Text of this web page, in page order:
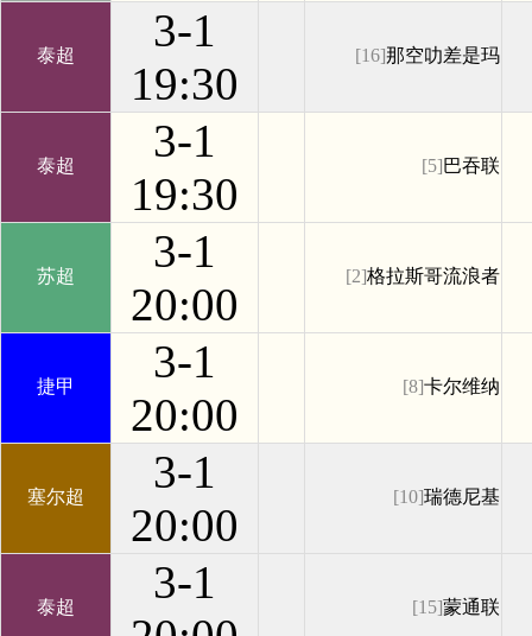
泰超
3-1
19:30
[16]那空叻差是玛
泰超
3-1
19:30
[5]巴吞联
苏超
3-1
20:00
[2]格拉斯哥流浪者
捷甲
3-1
20:00
[8]卡尔维纳
塞尔超
3-1
20:00
[10]瑞德尼基
泰超
3-1
[15]蒙通联